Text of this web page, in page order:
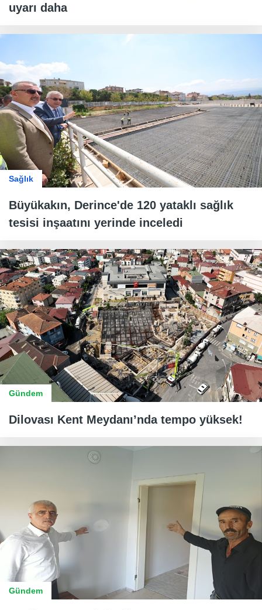
uyarı daha
Sağlık
Büyükakın, Derince'de 120 yataklı sağlık
tesisi inşaatını yerinde inceledi
Gündem
Dilovası Kent Meydanı’nda tempo yüksek!
Gündem